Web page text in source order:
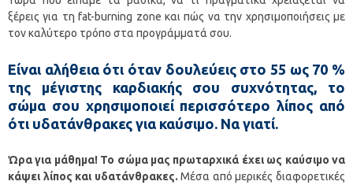
ξέρεις για τη fat-burning zone και πώς να την χρησιμοποιήσεις με
τον καλύτερο τρόπο στα προγράμματά σου.
Είναι αλήθεια ότι όταν δουλεύεις στο 55 ως 70 %
της μέγιστης καρδιακής σου συχνότητας, το
σώμα σου χρησιμοποιεί περισσότερο λίπος από
ότι υδατάνθρακες για καύσιμο. Να γιατί.
Ώρα για μάθημα! Το σώμα μας πρωταρχικά έχει ως καύσιμο να
κάψει λίπος και υδατάνθρακες. Μέσα από μερικές διαφορετικές